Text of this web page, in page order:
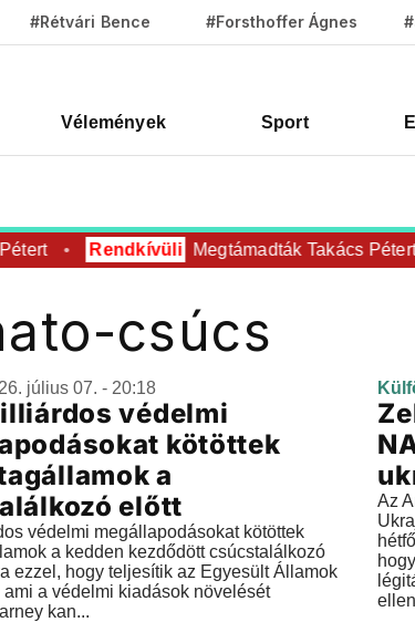
#Rétvári Bence #Forsthoffer Ágnes
Vélemények Sport
Rendkívüli Megtámadták Takács Pétert
csúcs
július 07. - 20:18
védelmi
kötöttek
a
előtt
védelmi megállapodásokat kötöttek
a kedden kezdődött csúcstalálkozó
ezzel, hogy teljesítik az Egyesült Államok
ami a védelmi kiadások növelését
kan...
Az